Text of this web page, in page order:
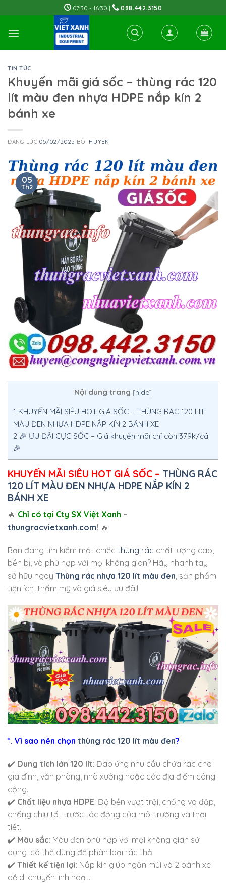
to
content
07:30 - 16:30 | 098.442.3150
TIN TỨC
Khuyến mãi giá sốc – thùng rác 120
lít màu đen nhựa HDPE nắp kín 2
bánh xe
ĐĂNG LÚC05/02/2025 BỞI HUYEN
05
Th2
Nội dung trang [hide]
1 KHUYẾN MÃI SIÊU HOT GIÁ SỐC – THÙNG RÁC 120 LÍT
MÀU ĐEN NHỰA HDPE NẮP KÍN 2 BÁNH XE
2 🎉 ƯU ĐÃI CỰC SỐC – Giá khuyến mãi chỉ còn 379k/cái
🎉
KHUYẾN MÃI SIÊU HOT GIÁ SỐC – THÙNG RÁC
120 LÍT MÀU ĐEN NHỰA HDPE NẮP KÍN 2
BÁNH XE
🔥 Chỉ có tại Cty SX Việt Xanh –
thungracvietxanh.com! 🔥
Bạn đang tìm kiếm một chiếc thùng rác chất lượng cao,
bền bỉ, và phù hợp với mọi không gian? Hãy nhanh tay
sở hữu ngay Thùng rác nhựa 120 lít màu đen, sản phẩm
tiện ích, thẩm mỹ và giá siêu ưu đãi!
*. Vì sao nên chọn thùng rác 120 lít màu đen?
✔️ Dung tích lớn 120 lít: Đáp ứng nhu cầu chứa rác cho
gia đình, văn phòng, nhà xưởng hoặc các địa điểm công
cộng.
✔️ Chất liệu nhựa HDPE: Độ bền vượt trội, chống va đập,
chống chịu tốt trước tác động của môi trường và thời
tiết.
✔️ Màu sắc: Màu đen phù hợp với mọi không gian sử
dụng, có thể dùng để phân loại rác thải
✔️ Thiết kế tiện lợi: Nắp kín giúp ngăn mùi và 2 bánh xe
dễ di chuyển linh hoạt.